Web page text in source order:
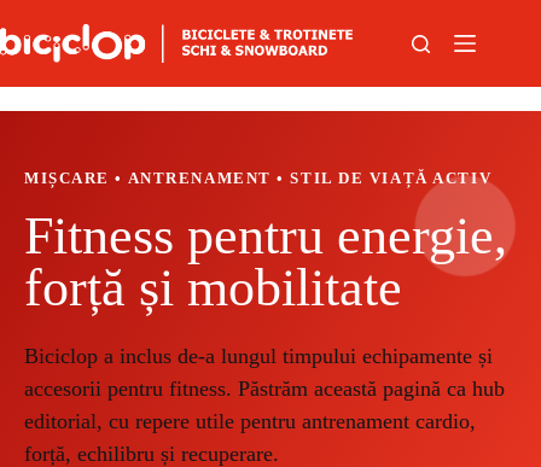
MIȘCARE • ANTRENAMENT • STIL DE VIAȚĂ ACTIV
Fitness pentru energie,
forță și mobilitate
Biciclop a inclus de-a lungul timpului echipamente și
accesorii pentru fitness. Păstrăm această pagină ca hub
editorial, cu repere utile pentru antrenament cardio,
forță, echilibru și recuperare.